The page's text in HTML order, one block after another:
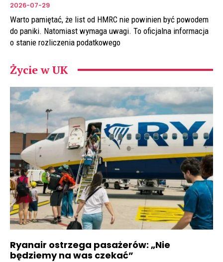
2026-07-29
Warto pamiętać, że list od HMRC nie powinien być powodem
do paniki. Natomiast wymaga uwagi. To oficjalna informacja
o stanie rozliczenia podatkowego
Życie w UK
Ryanair ostrzega pasażerów: „Nie
będziemy na was czekać”